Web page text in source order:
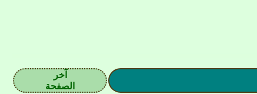
آخر
الصفحة